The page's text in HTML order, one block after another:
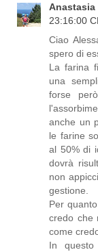
Anastasia
23:16:00
Ciao
spero di
La farina
una
forse
anche un
le farine
al 50% di
dovrà
non
gestione.
Per
credo che
come
In questo